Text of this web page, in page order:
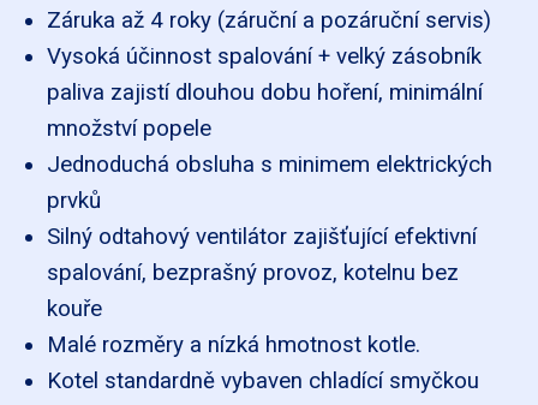
Záruka až 4 roky (záruční a pozáruční servis)
Vysoká účinnost spalování + velký zásobník
paliva zajistí dlouhou dobu hoření, minimální
množství popele
Jednoduchá obsluha s minimem elektrických
prvků
Silný odtahový ventilátor zajišťující efektivní
spalování, bezprašný provoz, kotelnu bez
kouře
Malé rozměry a nízká hmotnost kotle.
Kotel standardně vybaven chladící smyčkou